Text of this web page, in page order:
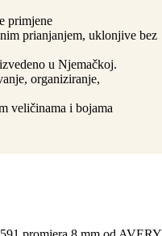
primjene
prianjanjem, uklonjive bez
u Njemačkoj.
organiziranje,
veličinama i bojama